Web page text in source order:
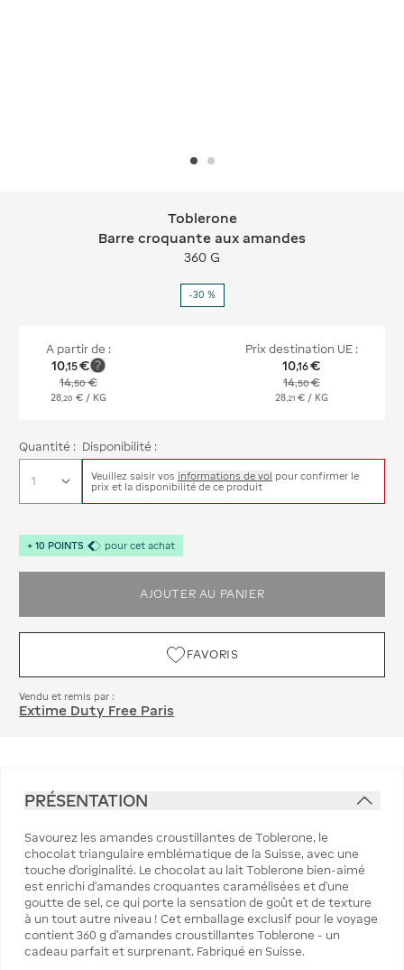
Toblerone Barre croquante aux
Toblerone
Barre croquante aux amandes
360 G
-30 %
A partir de :
10,15€
14,50€
28 ,20 € / KG
Prix destination UE :
10,16€
14,50€
28, 21 € / KG
Quantité : Disponibilité :
Veuillez saisir vos informations de vol pour confirmer le
prix et la disponibilité de ce produit
+ 10 POINTS pour cet achat
AJOUTER AU PANIER
FAVORIS
Vendu et remis par :
Extime Duty Free Paris
PRÉSENTATION
Savourez les amandes croustillantes de Toblerone, le
chocolat triangulaire emblématique de la Suisse, avec une
touche d'originalité. Le chocolat au lait Toblerone bien-aimé
est enrichi d'amandes croquantes caramélisées et d'une
goutte de sel, ce qui porte la sensation de goût et de texture
à un tout autre niveau ! Cet emballage exclusif pour le voyage
contient 360 g d'amandes croustillantes Toblerone - un
cadeau parfait et surprenant. Fabriqué en Suisse.